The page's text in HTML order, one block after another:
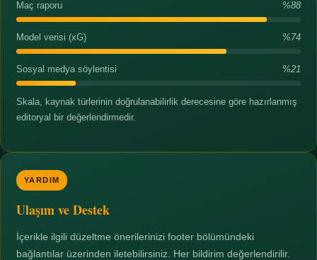
Maç raporu %88
Model verisi (xG) %74
Sosyal medya söylentisi %21
Skala, kaynak türlerinin doğrulanabilirlik derecesine göre hazırlanmış
editoryal bir değerlendirmedir.
YARDIM
Ulaşım ve Destek
İçerikle ilgili düzeltme önerilerinizi footer bölümündeki
bağlantılar üzerinden iletebilirsiniz. Her bildirim değerlendirilir.